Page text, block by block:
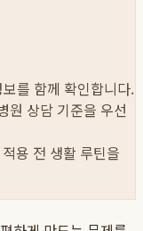
를 함께 확인합니다.
원 상담 기준을 우선
용 전 생활 루틴을